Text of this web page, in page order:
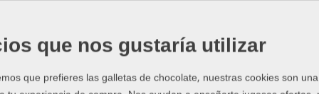
de caucho sintético tipo 'miga de pan'. Para borrar una amplia
goma MILAN 430 es una de las más vendidas. Medidas
para cualquier goma de borrar con afilalápices o
que nos gustaría utilizar
que prefieres las galletas de chocolate, nuestras cookies son